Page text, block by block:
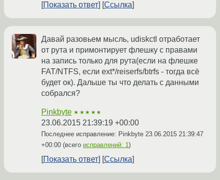
Показать ответ Ссылка
Давай разовьем мысль, udiskctl отработает
от рута и примонтирует флешку с правами
на запись только для рута(если на флешке
FAT/NTFS, если ext*/reiserfs/btrfs - тогда всё
будет ок). Дальше ты что делать с данными
собрался?
Pinkbyte ★★★★★
23.06.2015 21:39:19 +00:00
Последнее исправление: Pinkbyte 23.06.2015 21:39:47
+00:00 (всего исправлений: 1)
Показать ответ Ссылка